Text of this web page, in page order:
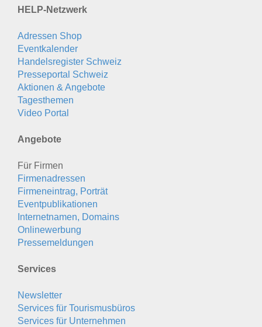
HELP-Netzwerk
Adressen Shop
Eventkalender
Handelsregister Schweiz
Presseportal Schweiz
Aktionen & Angebote
Tagesthemen
Video Portal
Angebote
Für Firmen
Firmenadressen
Firmeneintrag, Porträt
Eventpublikationen
Internetnamen, Domains
Onlinewerbung
Pressemeldungen
Services
Newsletter
Services für Tourismusbüros
Services für Unternehmen